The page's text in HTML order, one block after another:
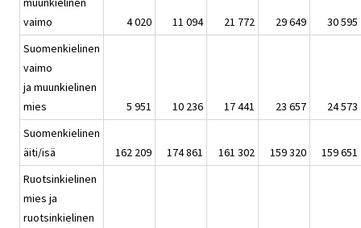
vaimo
4 020 11 094 21 772 29 649
30 595
Suomenkielinen
vaimo
ja muunkielinen
mies
5 951 10 236 17 441 23 657
24 573
Suomenkielinen
äiti/isä
162 209 174 861 161 302 159 320
159 651
Ruotsinkielinen
mies ja
ruotsinkielinen